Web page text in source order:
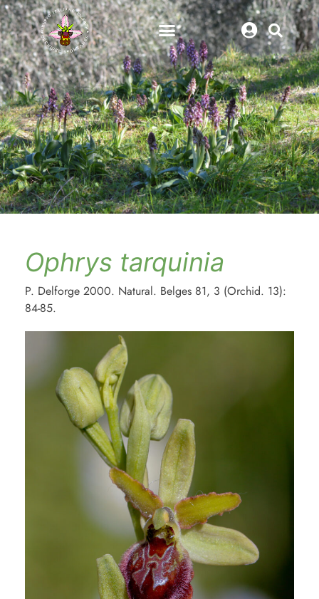
Ophrys tarquinia
P. Delforge 2000. Natural. Belges 81, 3 (Orchid. 13):
84-85.